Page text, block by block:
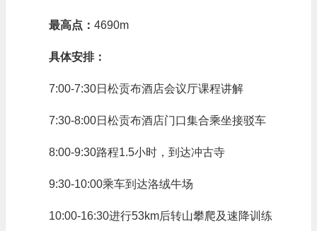
最高点： 4690m
具体安排：
7:00-7:30日松贡布酒店会议厅课程讲解
7:30-8:00日松贡布酒店门口集合乘坐接驳车
8:00-9:30路程1.5小时，到达冲古寺
9:30-10:00乘车到达洛绒牛场
10:00-16:30进行53km后转山攀爬及速降训练